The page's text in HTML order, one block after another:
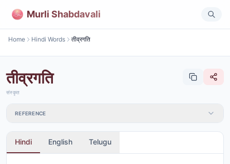
Murli Shabdavali
Home Hindi Words तीव्रगति
तीव्रगति
संस्कृत
REFERENCE
Hindi English Telugu